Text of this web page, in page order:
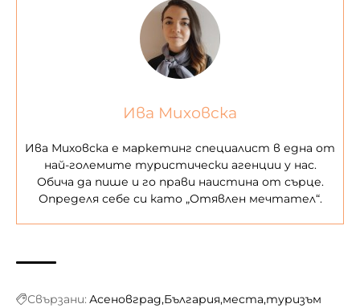
Ива Миховска
Ива Миховска е маркетинг специалист в една от
най-големите туристически агенции у нас.
Обича да пише и го прави наистина от сърце.
Определя себе си като „Отявлен мечтател“.
Свързани: Асеновград България места туризъм